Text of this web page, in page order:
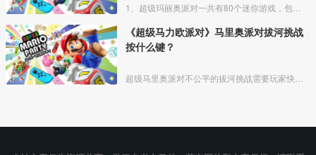
《超级马力欧派对》马里奥派对拔河挑战
按什么键？